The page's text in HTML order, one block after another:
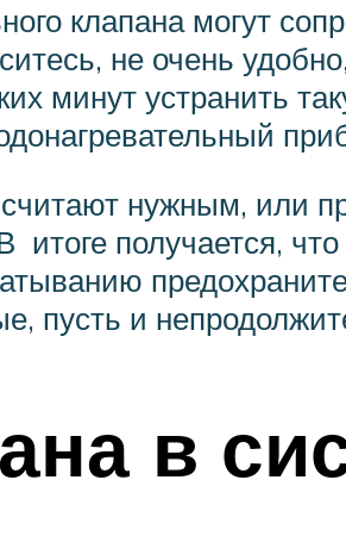
клапана могут
не очень
минут устранить
нужным, или
получается,
пусть и
в